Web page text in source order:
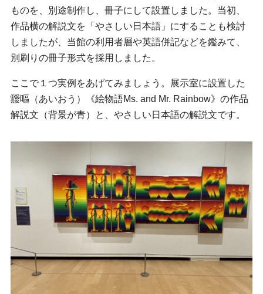
ものを、別途制作し、冊子にして設置しました。当初、
作品横の解説文を「やさしい日本語」にすることも検討
しましたが、当館の利用者層や英語併記などを鑑みて、
別刷りの冊子形式を採用しました。
ここで１つ実例をあげてみましょう。展示室に設置した
靉嘔（あいおう）《絵物語Ms. and Mr. Rainbow》の作品
解説文（背景が青）と、やさしい日本語の解説文です。